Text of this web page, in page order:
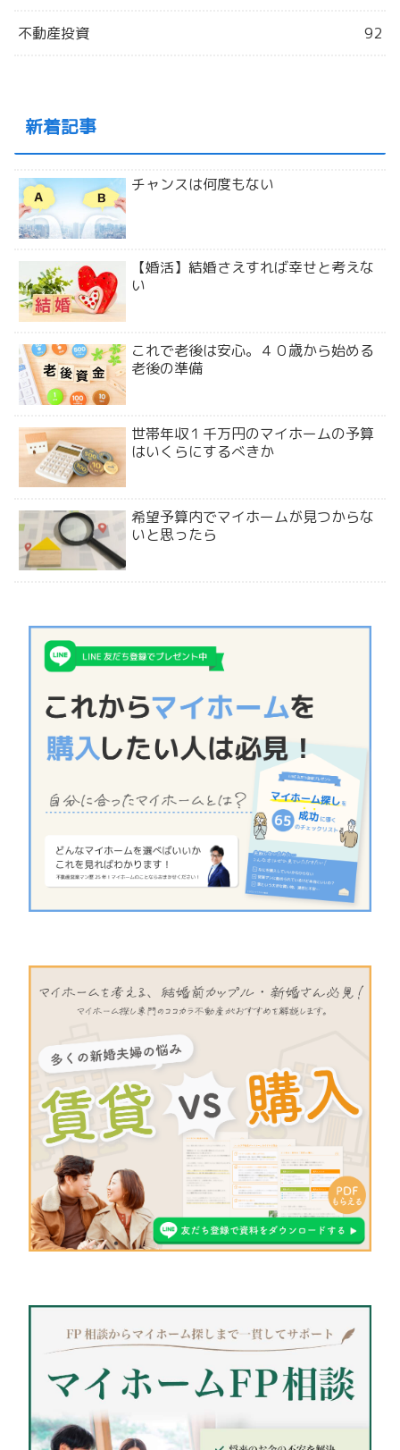
不動産投資 92
新着記事
チャンスは何度もない
【婚活】結婚さえすれば幸せと考えな
い
これで老後は安心。４０歳から始める
老後の準備
世帯年収１千万円のマイホームの予算
はいくらにするべきか
希望予算内でマイホームが見つからな
いと思ったら